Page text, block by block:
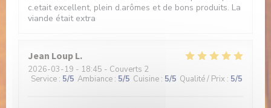
c.etait excellent, plein d.arômes et de bons produits. La
viande était extra
Jean Loup L
2026-03-19 - 18:45 - Couverts 2
Service : 5/5 Ambiance : 5/5 Cuisine : 5/5 Qualité / Prix : 5/5